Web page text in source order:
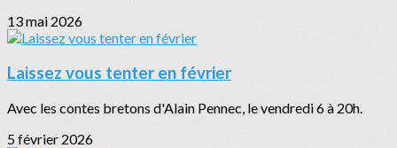
13 mai 2026
Laissez vous tenter en février
Avec les contes bretons d'Alain Pennec, le vendredi 6 à 20h.
5 février 2026